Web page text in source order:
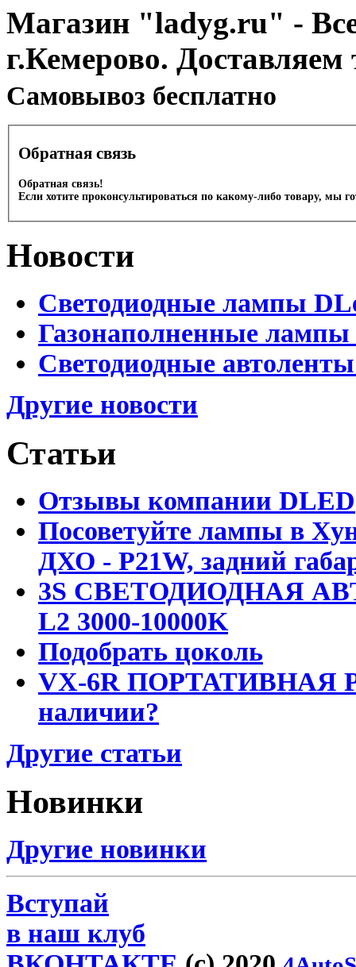
Магазин "ladyg.ru" -
г.Кемерово.
Cамовывоз бесплатно
Обратная связь
Обратная связь!
Если хотите проконсультироваться по какому-либо товару, мы
Новости
Светодиодные лампы
Газонаполненные
Светодиодные
Другие новости
Статьи
Отзывы компании DLED
Посоветуйте лампы в
ДХО - P21W, задний
3S СВЕТОДИОДНАЯ
L2 3000-10000K
Подобрать цоколь
VX-6R ПОРТАТИВНАЯ
наличии?
Другие статьи
Новинки
Другие новинки
Вступай
в наш клуб